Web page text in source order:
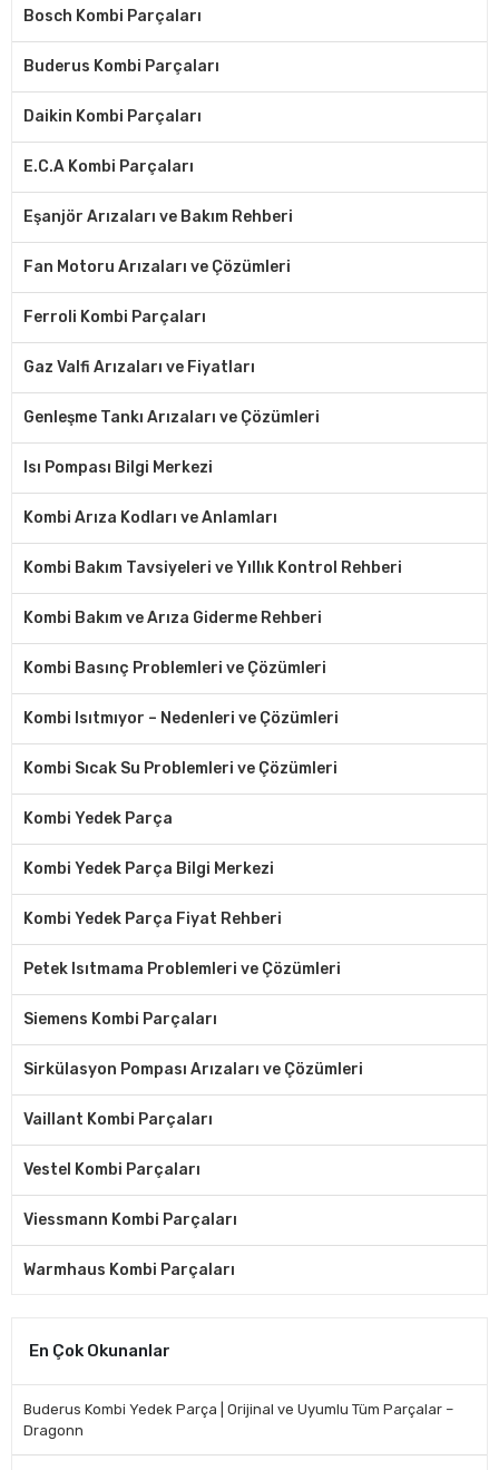
Bosch Kombi Parçaları
Buderus Kombi Parçaları
Daikin Kombi Parçaları
E.C.A Kombi Parçaları
Eşanjör Arızaları ve Bakım Rehberi
Fan Motoru Arızaları ve Çözümleri
Ferroli Kombi Parçaları
Gaz Valfi Arızaları ve Fiyatları
Genleşme Tankı Arızaları ve Çözümleri
Isı Pompası Bilgi Merkezi
Kombi Arıza Kodları ve Anlamları
Kombi Bakım Tavsiyeleri ve Yıllık Kontrol Rehberi
Kombi Bakım ve Arıza Giderme Rehberi
Kombi Basınç Problemleri ve Çözümleri
Kombi Isıtmıyor – Nedenleri ve Çözümleri
Kombi Sıcak Su Problemleri ve Çözümleri
Kombi Yedek Parça
Kombi Yedek Parça Bilgi Merkezi
Kombi Yedek Parça Fiyat Rehberi
Petek Isıtmama Problemleri ve Çözümleri
Siemens Kombi Parçaları
Sirkülasyon Pompası Arızaları ve Çözümleri
Vaillant Kombi Parçaları
Vestel Kombi Parçaları
Viessmann Kombi Parçaları
Warmhaus Kombi Parçaları
En Çok Okunanlar
Buderus Kombi Yedek Parça | Orijinal ve Uyumlu Tüm Parçalar –
Dragonn